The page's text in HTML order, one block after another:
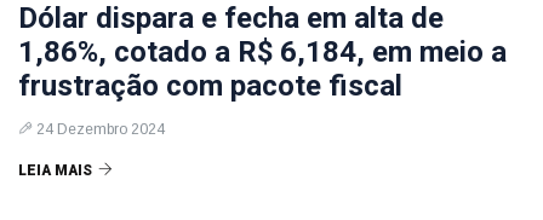
Dólar dispara e fecha em alta de
1,86%, cotado a R$ 6,184, em meio a
frustração com pacote fiscal
24 Dezembro 2024
LEIA MAIS